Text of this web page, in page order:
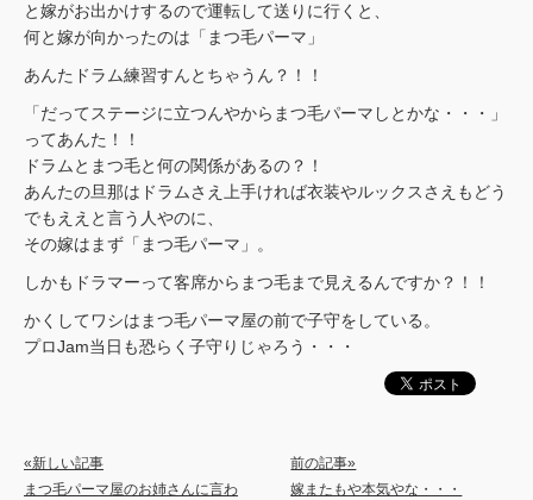
と嫁がお出かけするので運転して送りに行くと、
何と嫁が向かったのは「まつ毛パーマ」
あんたドラム練習すんとちゃうん？！！
「だってステージに立つんやからまつ毛パーマしとかな・・・」
ってあんた！！
ドラムとまつ毛と何の関係があるの？！
あんたの旦那はドラムさえ上手ければ衣装やルックスさえもどう
でもええと言う人やのに、
その嫁はまず「まつ毛パーマ」。
しかもドラマーって客席からまつ毛まで見えるんですか？！！
かくしてワシはまつ毛パーマ屋の前で子守をしている。
プロJam当日も恐らく子守りじゃろう・・・
«新しい記事
まつ毛パーマ屋のお姉さんに言わ
前の記事»
嫁またもや本気やな・・・